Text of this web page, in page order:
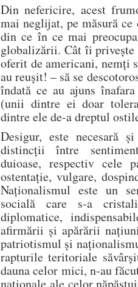
Din nefericire, acest
mai neglijat, pe măsură
din ce în ce mai
globalizării. Cât îi
oferit de americani, nemţi
au reuşit! – să se
îndată ce au ajuns
(unii dintre ei doar
dintre ele de-a dreptul
Desigur, este necesară
distincţii între
duioase, respectiv cele
ostentaţie, vulgare,
Naţionalismul este un
socială care s-a
diplomatice,
afirmării şi apărării
patriotismul şi
rapturile teritoriale
dauna celor mici, n-au
naţionale ale celor